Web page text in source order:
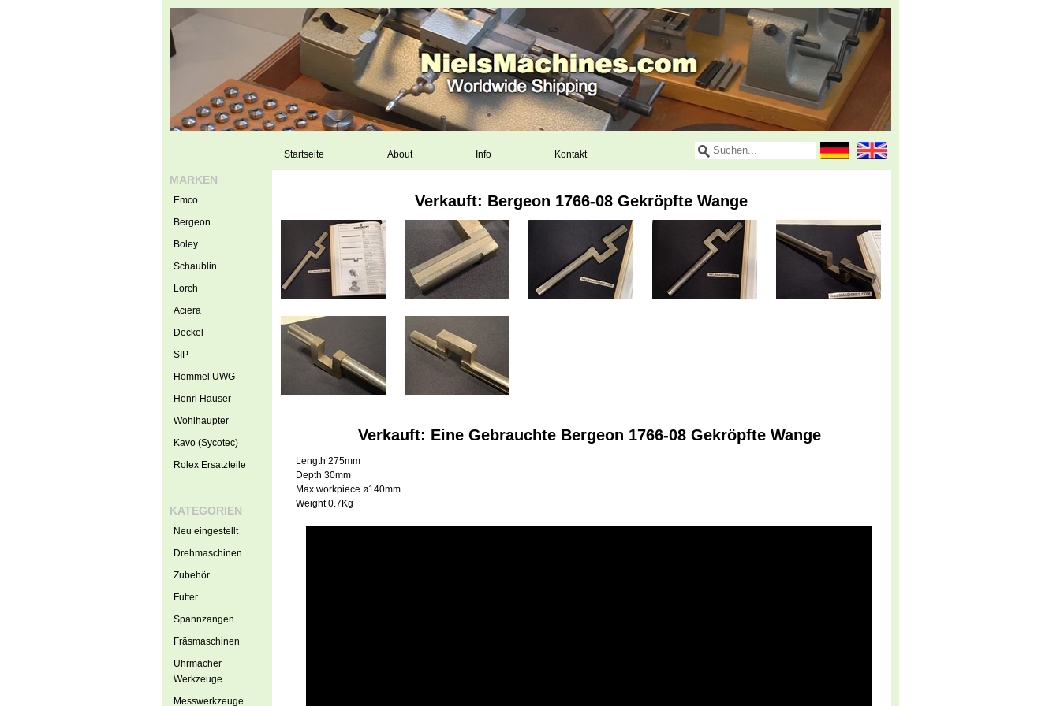
Startseite About Info Kontakt
Verkauft: Bergeon 1766-08 Gekröpfte Wange
Verkauft: Eine Gebrauchte Bergeon 1766-08 Gekröpfte Wange
Length 275mm
Depth 30mm
Max workpiece ø140mm
Weight 0.7Kg
MARKEN
Emco
Bergeon
Boley
Schaublin
Lorch
Aciera
Deckel
SIP
Hommel UWG
Henri Hauser
Wohlhaupter
Kavo (Sycotec)
Rolex Ersatzteile
KATEGORIEN
Neu eingestellt
Drehmaschinen
Zubehör
Futter
Spannzangen
Fräsmaschinen
Uhrmacher
Werkzeuge
Messwerkzeuge